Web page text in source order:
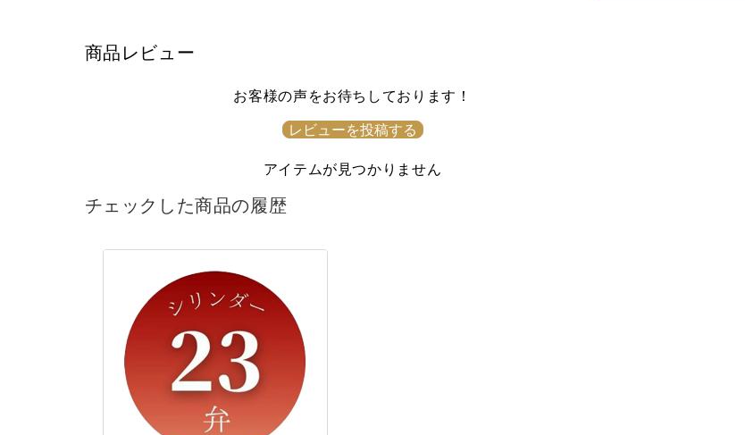
商品レビュー
お客様の声をお待ちしております！
レビューを投稿する
アイテムが見つかりません
チェックした商品の履歴